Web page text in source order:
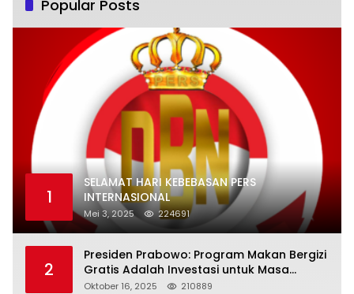
Popular Posts
1
SELAMAT HARI KEBEBASAN PERS
INTERNASIONAL
Mei 3, 2025 224691
2
Presiden Prabowo: Program Makan Bergizi
Gratis Adalah Investasi untuk Masa
Depan Bangsa
Oktober 16, 2025 210889